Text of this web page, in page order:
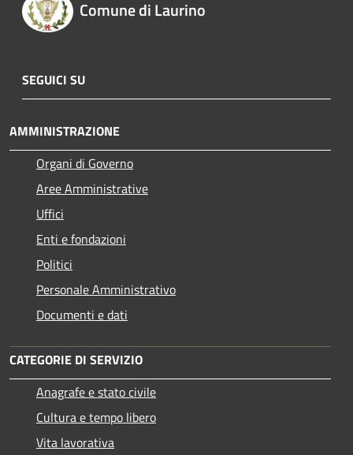
Comune di Laurino
SEGUICI SU
AMMINISTRAZIONE
Organi di Governo
Aree Amministrative
Uffici
Enti e fondazioni
Politici
Personale Amministrativo
Documenti e dati
CATEGORIE DI SERVIZIO
Anagrafe e stato civile
Cultura e tempo libero
Vita lavorativa